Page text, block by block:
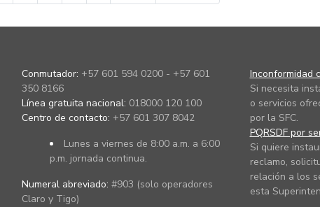
Conmutador: +57 601 594 0200 - +57 601
350 8166
Línea gratuita nacional: 018000 120 100
Centro de contacto: +57 601 307 8042
Lunes a viernes de 8:00 a.m. a 6:00
p.m. jornada continua.
Numeral abreviado: #903 (solo operadores
Claro y Tigo)
Inconformidad
Si necesita
o servicios
por la SFC.
PQRSDF por
Si quiere
reclamo,
relación a los
esta